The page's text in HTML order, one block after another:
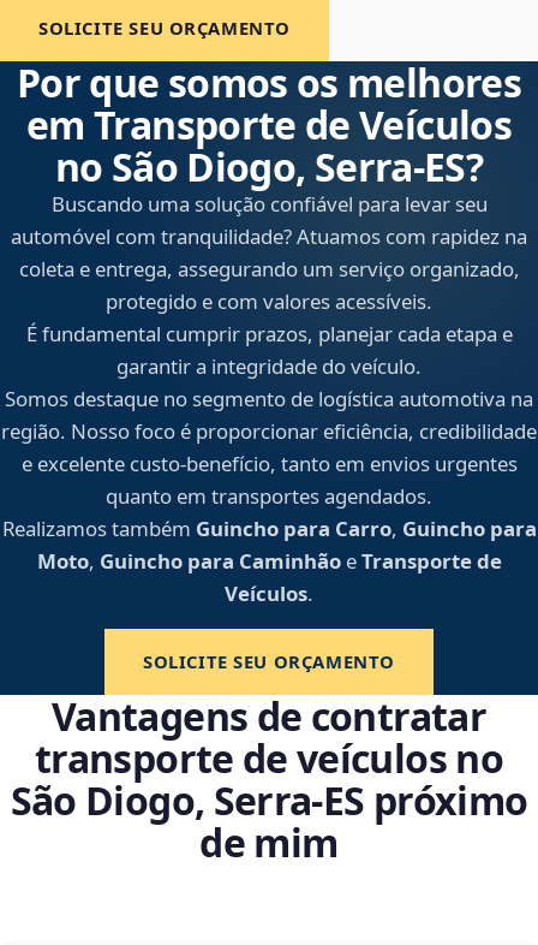
SOLICITE SEU ORÇAMENTO
Por que somos os melhores
em Transporte de Veículos
no São Diogo, Serra‑ES?
Buscando uma solução confiável para levar seu
automóvel com tranquilidade? Atuamos com rapidez na
coleta e entrega, assegurando um serviço organizado,
protegido e com valores acessíveis.
É fundamental cumprir prazos, planejar cada etapa e
garantir a integridade do veículo.
Somos destaque no segmento de logística automotiva na
região. Nosso foco é proporcionar eficiência, credibilidade
e excelente custo-benefício, tanto em envios urgentes
quanto em transportes agendados.
Realizamos também Guincho para Carro, Guincho para
Moto, Guincho para CaminhãoeTransporte de
Veículos.
SOLICITE SEU ORÇAMENTO
Vantagens de contratar
transporte de veículos no
São Diogo, Serra‑ES próximo
de mim